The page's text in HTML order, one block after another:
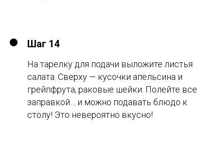
Шаг 14
На тарелку для подачи выложите листья
салата. Сверху — кусочки апельсина и
грейпфрута, раковые шейки. Полейте все
заправкой… и можно подавать блюдо к
столу! Это невероятно вкусно!